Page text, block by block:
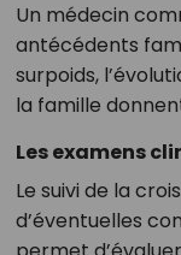
Un médecin
antécédents
surpoids,
la famille
Les examens
Le suivi de la
d’éventuelles